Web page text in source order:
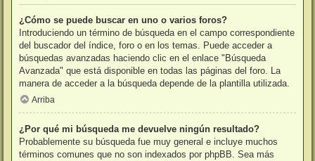
¿Cómo se puede buscar en uno o varios foros?
Introduciendo un término de búsqueda en el campo correspondiente
del buscador del índice, foro o en los temas. Puede acceder a
búsquedas avanzadas haciendo clic en el enlace "Búsqueda
Avanzada" que está disponible en todas las páginas del foro. La
manera de acceder a la búsqueda depende de la plantilla utilizada.
Arriba
¿Por qué mi búsqueda me devuelve ningún resultado?
Probablemente su búsqueda fue muy general e incluye muchos
términos comunes que no son indexados por phpBB. Sea más